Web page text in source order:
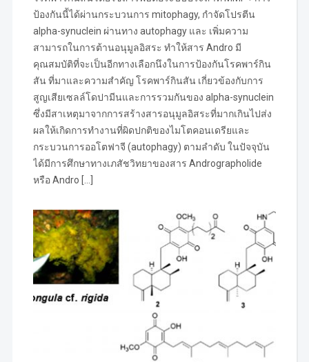
ป้องกันนี้ได้ผ่านกระบวนการ mitophagy, กำจัดโปรตีน
alpha-synuclein ผ่านทาง autophagy และ เพิ่มความ
สามารถในการต้านอนุมูลอิสระ ทำให้สาร Andro มี
คุณสมบัติที่จะเป็นอีกทางเลือกนึงในการป้องกันโรคพาร์กิน
สัน ที่มาและความสำคัญ โรคพาร์กินสัน เกี่ยวข้องกับการ
สูญเสียเซลล์โดปามีนและการรวมกันของ alpha-synuclein
ซึ่งมีสาเหตุมาจากการสร้างสารอนุมูลอิสระที่มากเกินไปส่ง
ผลให้เกิดการทำงานที่ผิดปกติของไมโตคอนเดรียและ
กระบวนการออโตฟาจี (autophagy) ตามลำดับ ในปัจจุบัน
ได้มีการศึกษาทางเภสัชวิทยาของสาร Andrographolide
หรือ Andro […]